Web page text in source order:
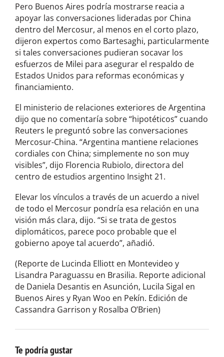
Pero Buenos Aires podría mostrarse reacia a
apoyar las conversaciones lideradas por China
dentro del Mercosur, al menos en el corto plazo,
dijeron expertos como Bartesaghi, particularmente
si tales conversaciones pudieran socavar los
esfuerzos de Milei para asegurar el respaldo de
Estados Unidos para reformas económicas y
financiamiento.
El ministerio de relaciones exteriores de Argentina
dijo que no comentaría sobre “hipotéticos” cuando
Reuters le preguntó sobre las conversaciones
Mercosur-China. “Argentina mantiene relaciones
cordiales con China; simplemente no son muy
visibles”, dijo Florencia Rubiolo, directora del
centro de estudios argentino Insight 21.
Elevar los vínculos a través de un acuerdo a nivel
de todo el Mercosur pondría esa relación en una
visión más clara, dijo. “Si se trata de gestos
diplomáticos, parece poco probable que el
gobierno apoye tal acuerdo”, añadió.
(Reporte de Lucinda Elliott en Montevideo y
Lisandra Paraguassu en Brasilia. Reporte adicional
de Daniela Desantis en Asunción, Lucila Sigal en
Buenos Aires y Ryan Woo en Pekín. Edición de
Cassandra Garrison y Rosalba O’Brien)
Te podría gustar